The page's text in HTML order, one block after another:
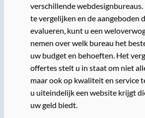
verschillende
te vergelijken en de aangeboden
evalueren, kunt u een
nemen over welk bureau het
uw budget en behoeften. Het
offertes stelt u in staat om niet
maar ook op kwaliteit en service
u uiteindelijk een website krijgt
uw geld biedt.